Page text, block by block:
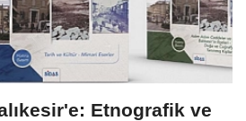
Etnografik ve